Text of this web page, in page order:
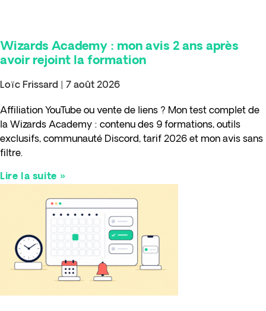
Wizards Academy : mon avis 2 ans après
avoir rejoint la formation
Loïc Frissard 7 août 2026
Affiliation YouTube ou vente de liens ? Mon test complet de
la Wizards Academy : contenu des 9 formations, outils
exclusifs, communauté Discord, tarif 2026 et mon avis sans
filtre.
Lire la suite »